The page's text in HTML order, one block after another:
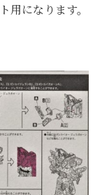
用になります。